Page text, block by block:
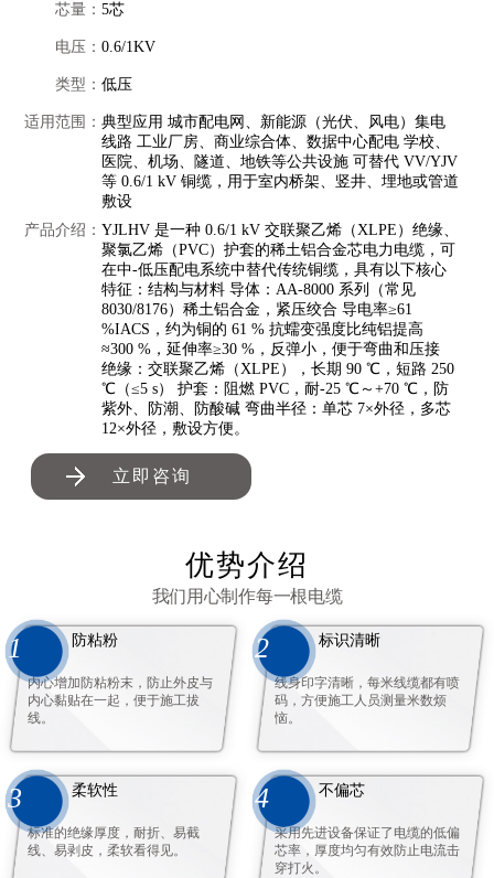
芯量：5芯
电压：0.6/1KV
类型：低压
适用范围：典型应用 城市配电网、新能源（光伏、风电）集电
线路 工业厂房、商业综合体、数据中心配电 学校、
医院、机场、隧道、地铁等公共设施 可替代 VV/YJV
等 0.6/1 kV 铜缆，用于室内桥架、竖井、埋地或管道
敷设
产品介绍：YJLHV 是一种 0.6/1 kV 交联聚乙烯（XLPE）绝缘、
聚氯乙烯（PVC）护套的稀土铝合金芯电力电缆，可
在中-低压配电系统中替代传统铜缆，具有以下核心
特征：结构与材料 导体：AA-8000 系列（常见
8030/8176）稀土铝合金，紧压绞合 导电率≥61
%IACS，约为铜的 61 % 抗蠕变强度比纯铝提高
≈300 %，延伸率≥30 %，反弹小，便于弯曲和压接
绝缘：交联聚乙烯（XLPE），长期 90 ℃，短路 250
℃（≤5 s） 护套：阻燃 PVC，耐-25 ℃～+70 ℃，防
紫外、防潮、防酸碱 弯曲半径：单芯 7×外径，多芯
12×外径，敷设方便。
立即咨询
优势介绍
我们用心制作每一根电缆
1 防粘粉
内心增加防粘粉末，防止外皮与
内心黏贴在一起，便于施工拔
线。
2 标识清晰
线身印字清晰，每米线缆都有喷
码，方便施工人员测量米数烦
恼。
3 柔软性
标准的绝缘厚度，耐折、易截
线、易剥皮，柔软看得见。
4 不偏芯
采用先进设备保证了电缆的低偏
芯率，厚度均匀有效防止电流击
穿打火。